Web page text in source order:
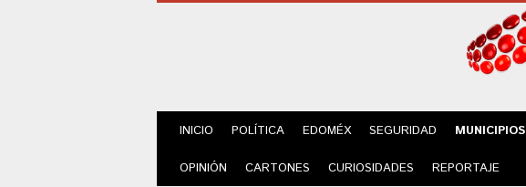
INICIO POLÍTICA EDOMÉX SEGURIDAD MUNICIPIOS
OPINIÓN CARTONES CURIOSIDADES REPORTAJE